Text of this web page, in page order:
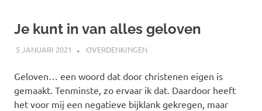
Je kunt in van alles geloven
5 JANUARI 2021 MARJOLEIN
OVERDENKINGEN
Geloven… een woord dat door christenen eigen is
gemaakt. Tenminste, zo ervaar ik dat. Daardoor heeft
het voor mij een negatieve bijklank gekregen, maar